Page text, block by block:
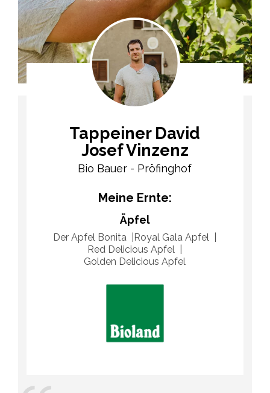
Tappeiner David
Josef Vinzenz
Bio Bauer - Pröfinghof
Meine Ernte:
Äpfel
Der Apfel Bonita
Royal Gala Apfel
Red Delicious Apfel
Golden Delicious Apfel